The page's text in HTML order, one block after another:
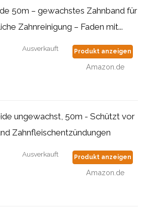
50m – gewachstes Zahnband für
Zahnreinigung – Faden mit...
Ausverkauft Produkt anzeigen
Amazon.de
ungewachst, 50m - Schützt vor
Zahnfleischentzündungen
Ausverkauft Produkt anzeigen
Amazon.de